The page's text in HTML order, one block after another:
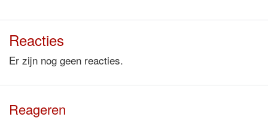
Reacties
Er zijn nog geen reacties.
Reageren